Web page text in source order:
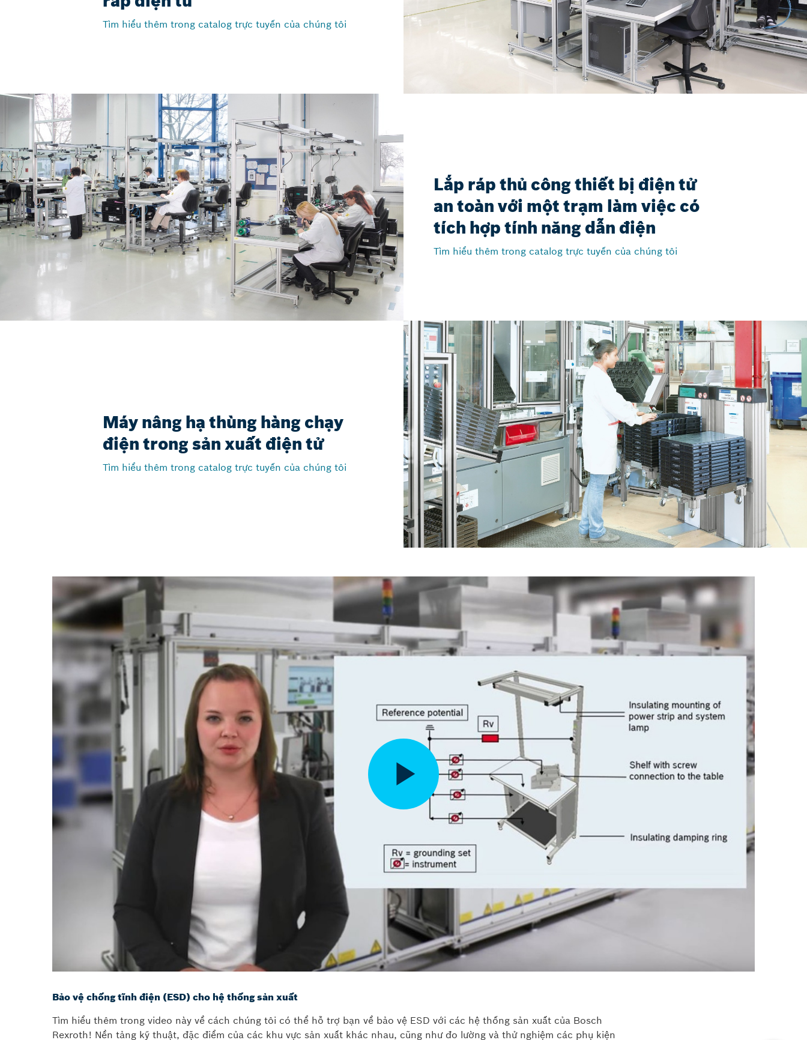
Tìm hiểu thêm trong catalog trực tuyến của chúng tôi
Lắp ráp thủ công thiết bị điện tử
an toàn với một trạm làm việc có
tích hợp tính năng dẫn điện
Tìm hiểu thêm trong catalog trực tuyến của chúng tôi
Máy nâng hạ thùng hàng chạy
điện trong sản xuất điện tử
Tìm hiểu thêm trong catalog trực tuyến của chúng tôi
Bảo vệ chống tĩnh điện (ESD) cho hệ thống sản xuất
Tìm hiểu thêm trong video này về cách chúng tôi có thể hỗ trợ bạn về bảo vệ ESD với các hệ thống sản xuất của Bosch
Rexroth! Nền tảng kỹ thuật, đặc điểm của các khu vực sản xuất khác nhau, cũng như đo lường và thử nghiệm các phụ kiện